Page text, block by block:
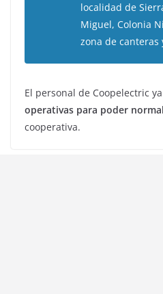
localidad de
Miguel, Colonia
zona de canteras
El personal de Coopelectric
operativas para poder
cooperativa.